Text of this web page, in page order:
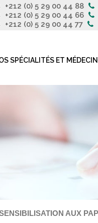
+212 (0) 5 29 00 44 88
+212 (0) 5 29 00 44 66
+212 (0) 5 29 00 44 77
SPÉCIALITÉS ET
AUX